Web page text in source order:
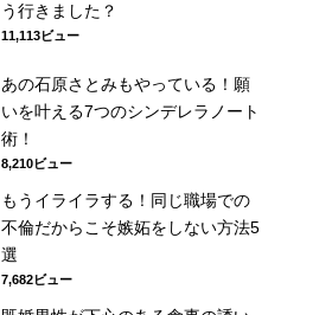
う行きました？
11,113ビュー
あの石原さとみもやっている！願
いを叶える7つのシンデレラノート
術！
8,210ビュー
もうイライラする！同じ職場での
不倫だからこそ嫉妬をしない方法5
選
7,682ビュー